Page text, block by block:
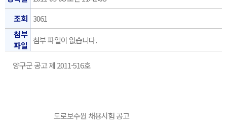
조회 3061
첨부
파일
첨부 파일이 없습니다.
양구군 공고 제 2011-516호
도로보수원 채용시험 공고